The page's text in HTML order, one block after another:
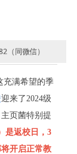
充满希望的季
迎来了2024级
页菌特别提
是返校日，3
开启正常教
（同微信）